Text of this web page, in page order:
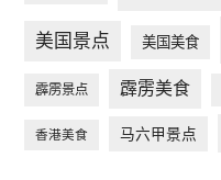
美国景点 美国美食
霹雳景点 霹雳美食
香港美食 马六甲景点